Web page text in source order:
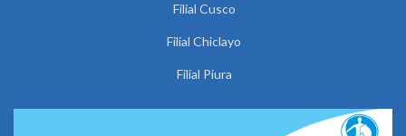
Filial Cusco
Filial Chiclayo
Filial Piura